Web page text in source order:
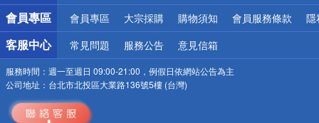
會員專區 會員專區 大宗採購 購物須知 會員服務條款 隱
客服中心 常見問題 服務公告 意見信箱
服務時間： 週一至週日 09:00-21:00，例假日依網站公告為主
公司地址： 台北市北投區大業路136號5樓 (台灣)